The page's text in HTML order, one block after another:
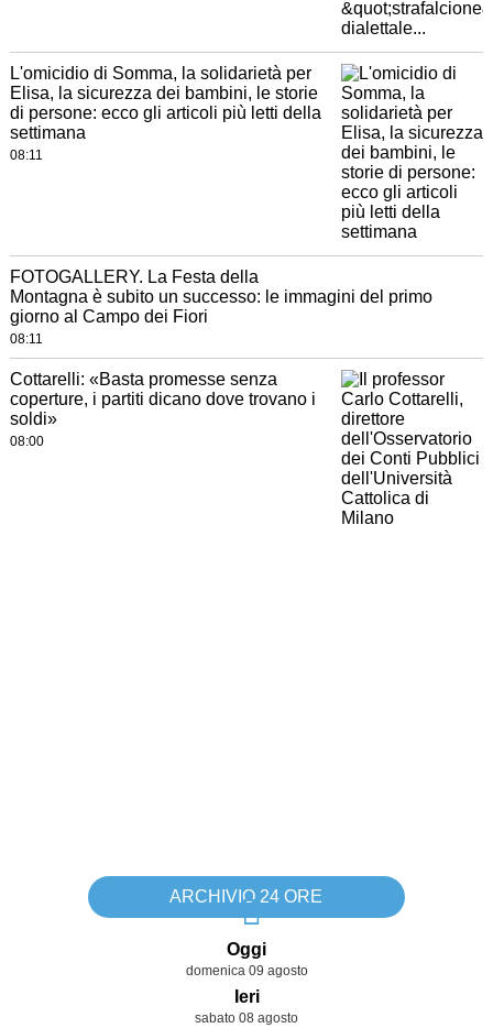
L'omicidio di Somma, la solidarietà per
Elisa, la sicurezza dei bambini, le storie
di persone: ecco gli articoli più letti della
settimana
08:11
FOTOGALLERY. La Festa della
Montagna è subito un successo: le immagini del primo
giorno al Campo dei Fiori
08:11
Cottarelli: «Basta promesse senza
coperture, i partiti dicano dove trovano i
soldi»
08:00
ARCHIVIO 24 ORE
Oggi
domenica 09 agosto
Ieri
sabato 08 agosto